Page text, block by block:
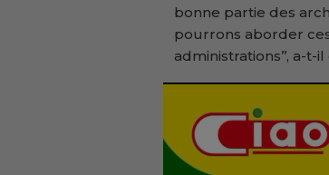
bonne partie des
pourrons aborder
administrations’’, a-t-